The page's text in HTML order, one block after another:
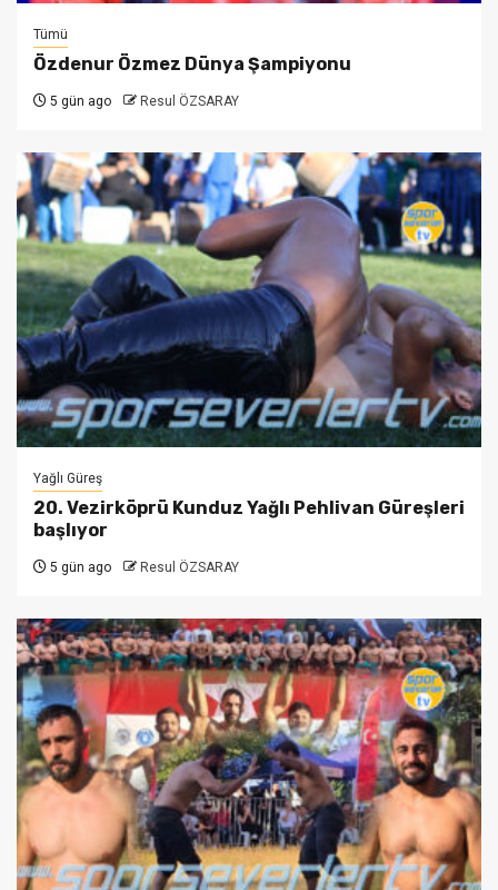
Tümü
Özdenur Özmez Dünya Şampiyonu
5 gün ago Resul ÖZSARAY
Yağlı Güreş
20. Vezirköprü Kunduz Yağlı Pehlivan Güreşleri
başlıyor
5 gün ago Resul ÖZSARAY